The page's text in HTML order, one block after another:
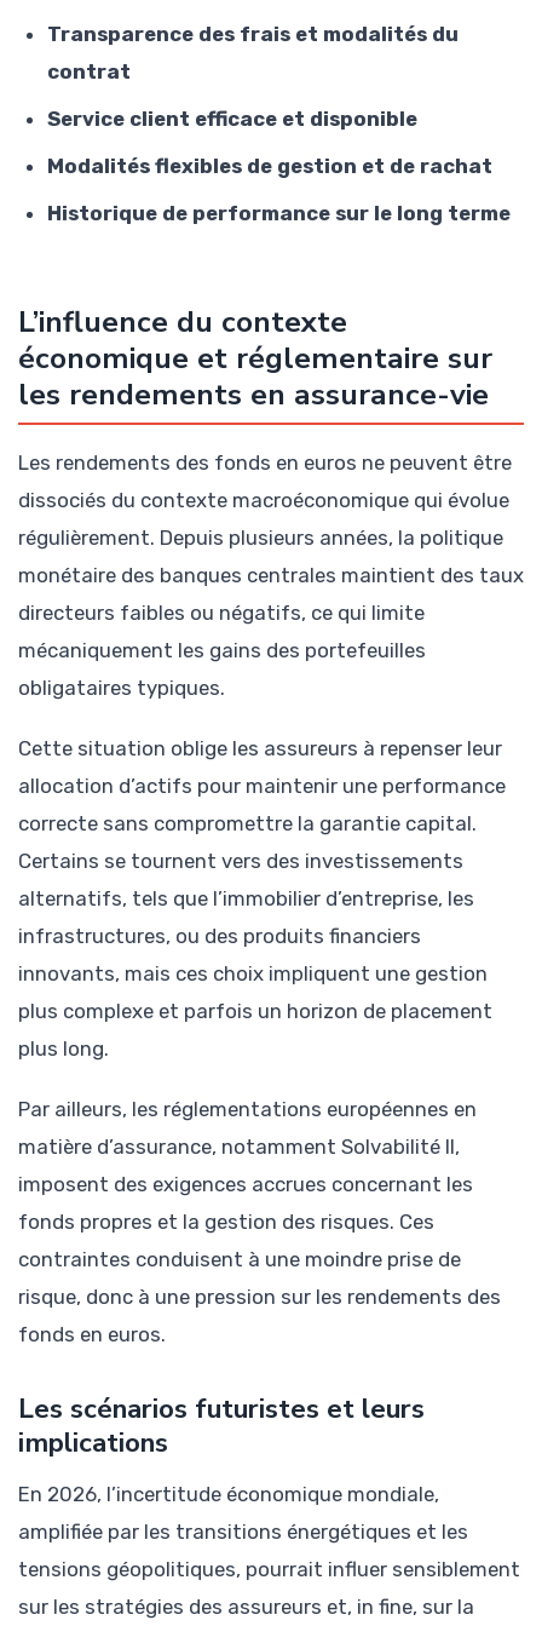
Transparence des frais et modalités du
contrat
Service client efficace et disponible
Modalités flexibles de gestion et de rachat
Historique de performance sur le long terme
L’influence du contexte
économique et réglementaire sur
les rendements en assurance-vie
Les rendements des fonds en euros ne peuvent être
dissociés du contexte macroéconomique qui évolue
régulièrement. Depuis plusieurs années, la politique
monétaire des banques centrales maintient des taux
directeurs faibles ou négatifs, ce qui limite
mécaniquement les gains des portefeuilles
obligataires typiques.
Cette situation oblige les assureurs à repenser leur
allocation d’actifs pour maintenir une performance
correcte sans compromettre la garantie capital.
Certains se tournent vers des investissements
alternatifs, tels que l’immobilier d’entreprise, les
infrastructures, ou des produits financiers
innovants, mais ces choix impliquent une gestion
plus complexe et parfois un horizon de placement
plus long.
Par ailleurs, les réglementations européennes en
matière d’assurance, notamment Solvabilité II,
imposent des exigences accrues concernant les
fonds propres et la gestion des risques. Ces
contraintes conduisent à une moindre prise de
risque, donc à une pression sur les rendements des
fonds en euros.
Les scénarios futuristes et leurs
implications
En 2026, l’incertitude économique mondiale,
amplifiée par les transitions énergétiques et les
tensions géopolitiques, pourrait influer sensiblement
sur les stratégies des assureurs et, in fine, sur la